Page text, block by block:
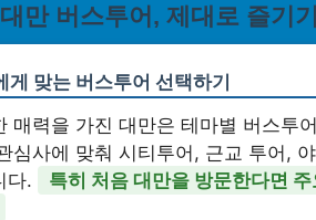
만 버스투어, 제대로 즐기
게 맞는 버스투어 선택하기
매력을 가진 대만은 테마별 버스투
심사에 맞춰 시티투어, 근교 투어,
다.
특히 처음 대만을 방문한다면